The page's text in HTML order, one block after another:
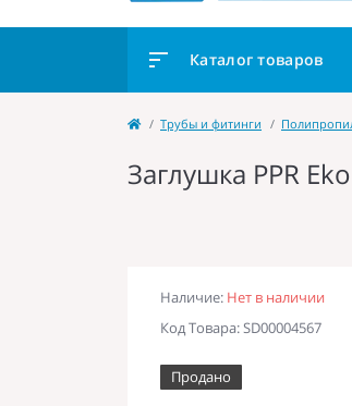
Каталог товаров
Трубы и фитинги
Заглушка PPR
Наличие: Нет в наличии
Код Товара: SD00004567
Продано